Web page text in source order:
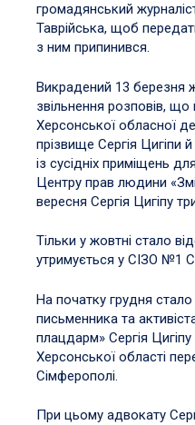
громадянський
Таврійська, щоб
з ним припинився.
Викрадений 13 березня
звільнення розповів, що
Херсонської обласної
прізвище Сергія Цигіпи
із сусідніх приміщень
Центру прав людини
вересня Сергія Цигіпу
Тільки у жовтні стало
утримується у СІЗО №1
На початку грудня
письменника та
плацдарм» Сергія
Херсонської області
Сімферополі.
При цьому адвокату